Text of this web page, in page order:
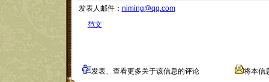
发表人邮件： niming@qq.com
范文
发表、查看更多关于该信息的评论 将本信